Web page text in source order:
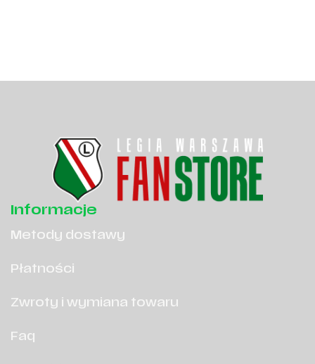
Informacje
Metody dostawy
Płatności
Zwroty i wymiana towaru
Faq